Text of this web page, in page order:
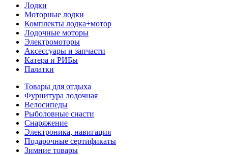
Лодки
Моторные лодки
Комплекты лодка+мотор
Лодочные моторы
Электромоторы
Аксессуары и запчасти
Катера и РИБы
Палатки
Товары для отдыха
Фурнитура лодочная
Велосипеды
Рыболовные снасти
Снаряжение
Электроника, навигация
Подарочные сертификаты
Зимние товары